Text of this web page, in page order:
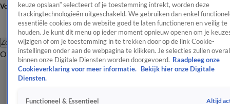
Volg Shownieuws
Zoeken
OverzichtEntertainmentSpraakmakendRealityCrimeVideo's
keuze opslaan” selecteert of je toestemming intrekt, worden deze
trackingtechnologieën uitgeschakeld. We gebruiken dan enkel
essentiële cookies om de website goed te laten functioneren en veilig te
houden. Je kunt dit menu op ieder moment opnieuw openen om je
wijzigen of om je toestemming in te trekken door op de link Cookie-
instellingen onder aan de webpagina te klikken. Je selecties zullen overal
binnen onze Digitale Diensten worden doorgevoerd. Raadpleeg onze
Cookieverklaring voor meer informatie.
Bekijk hier onze Digitale
Diensten.
Functioneel & Essentieel Altijd